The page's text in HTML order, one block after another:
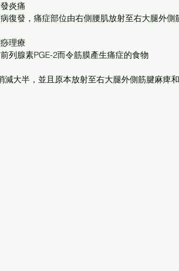
炎痛
復發，痛症部位由右側腰肌放射至右大腿外側
理療
列腺素PGE-2而令筋膜產生痛症的食物
大半，並且原本放射至右大腿外側筋腱麻痺